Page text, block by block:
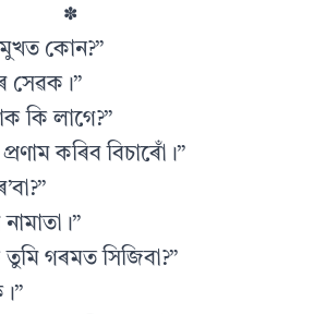
✽
কোন?”
সেৱক।”
কি লাগে?”
কৰিব বিচাৰোঁ।”
গৰমত সিজিবা?”